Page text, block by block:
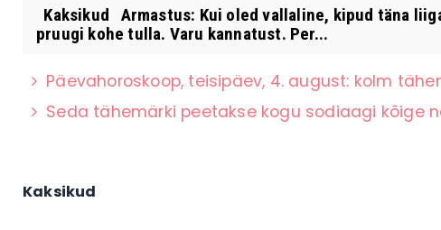
Kaksikud Armastus: Kui oled vallaline, kipud täna
pruugi kohe tulla. Varu kannatust. Per...
Päevahoroskoop, teisipäev, 4. august: kolm
Seda tähemärki peetakse kogu sodiaagi kõige
Kaksikud